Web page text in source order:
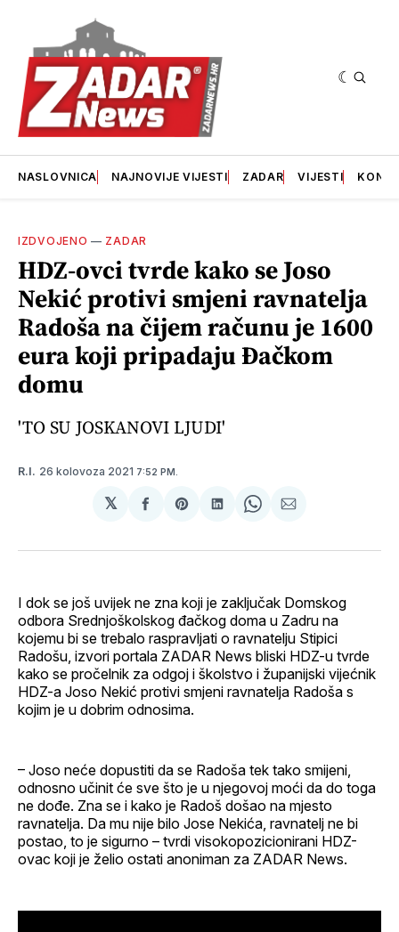
NASLOVNICA NAJNOVIJE VIJESTI ZADAR VIJESTI
IZDVOJENO — ZADAR
HDZ-ovci tvrde kako se Joso
Nekić protivi smjeni ravnatelja
Radoša na čijem računu je 1600
eura koji pripadaju Đačkom
domu
'TO SU JOSKANOVI LJUDI'
R.I. 26 kolovoza 2021 7:52 PM.
𝕏
podijeliSharepodijeliSharepodijeli
I dok se još uvijek ne zna koji je zaključak Domskog
odbora Srednjoškolskog đačkog doma u Zadru na
kojemu bi se trebalo raspravljati o ravnatelju Stipici
Radošu, izvori portala ZADAR News bliski HDZ-u tvrde
kako se pročelnik za odgoj i školstvo i županijski vijećnik
HDZ-a Joso Nekić protivi smjeni ravnatelja Radoša s
kojim je u dobrim odnosima.
– Joso neće dopustiti da se Radoša tek tako smijeni,
odnosno učinit će sve što je u njegovoj moći da do toga
ne dođe. Zna se i kako je Radoš došao na mjesto
ravnatelja. Da mu nije bilo Jose Nekića, ravnatelj ne bi
postao, to je sigurno – tvrdi visokopozicionirani HDZ-
ovac koji je želio ostati anoniman za ZADAR News.